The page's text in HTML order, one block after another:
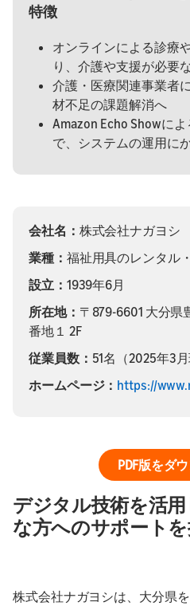
特徴
オンラインによる診療
り、介護や支援が必要
介護・医療関連事業者
材不足の課題解消へ
Amazon Echo Showに
で、システムの運用に
会社名： 株式会社ナガヨシ
業種： 福祉用具のレンタル
設立： 1939年6月
所在地： 〒879-6601 大分県
番地１ 2F
従業員数： 51名（2025年3月
ホームページ： https://
PDF版をダ
デジタル技術を活
な方へのサポート
株式会社ナガヨシは、大分県